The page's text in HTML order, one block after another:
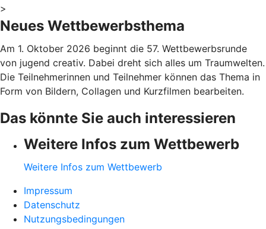
>
Neues Wettbewerbsthema
Am 1. Oktober 2026 beginnt die 57. Wettbewerbsrunde
von jugend creativ. Dabei dreht sich alles um Traumwelten.
Die Teilnehmerinnen und Teilnehmer können das Thema in
Form von Bildern, Collagen und Kurzfilmen bearbeiten.
Das könnte Sie auch interessieren
Weitere Infos zum Wettbewerb
Weitere Infos zum Wettbewerb
Impressum
Datenschutz
Nutzungsbedingungen